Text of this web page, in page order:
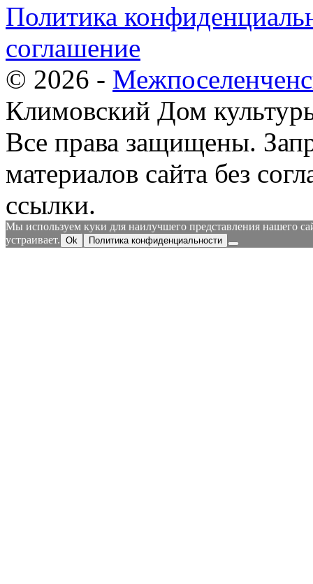
Политика
соглашение
© 2026 -
Климовский Дом
Все права защищены.
материалов сайта без
ссылки.
Мы используем куки для наилучшего представления нашего
устраивает. Ok Политика конфиденциальности